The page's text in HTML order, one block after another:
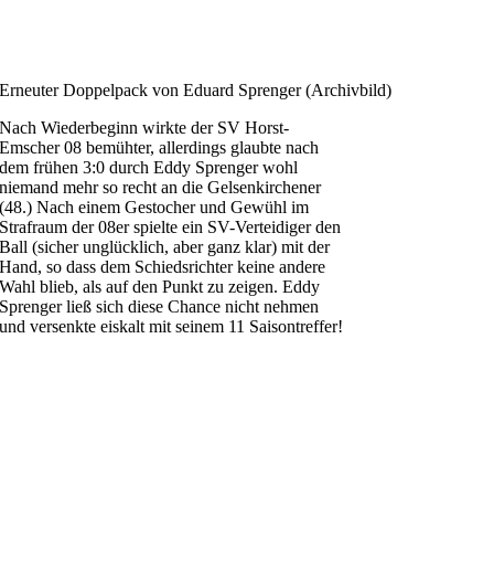
Erneuter Doppelpack von Eduard Sprenger (Archivbild)
Nach Wiederbeginn wirkte der SV Horst-
Emscher 08 bemühter, allerdings glaubte nach
dem frühen 3:0 durch Eddy Sprenger wohl
niemand mehr so recht an die Gelsenkirchener
(48.) Nach einem Gestocher und Gewühl im
Strafraum der 08er spielte ein SV-Verteidiger den
Ball (sicher unglücklich, aber ganz klar) mit der
Hand, so dass dem Schiedsrichter keine andere
Wahl blieb, als auf den Punkt zu zeigen. Eddy
Sprenger ließ sich diese Chance nicht nehmen
und versenkte eiskalt mit seinem 11 Saisontreffer!